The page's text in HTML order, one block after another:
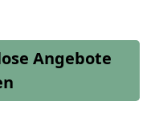
Angebote